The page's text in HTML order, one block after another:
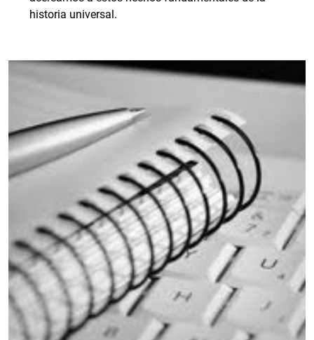
historia universal.